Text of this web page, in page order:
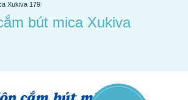
Xukiva 179
bút mica Xukiva